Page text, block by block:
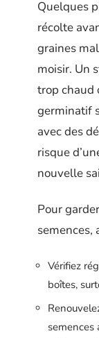
Quelques
récolte
graines
moisir. Un
trop chaud
germinatif
avec des
risque
nouvelle
Pour
semences,
Vérifiez
boîtes,
semences